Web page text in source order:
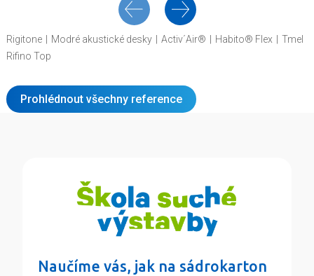
Rigitone Modré akustické desky Activ´Air® Habito® Flex
Tmel
Rifino Top
Prohlédnout všechny reference
Naučíme vás, jak na sádrokarton